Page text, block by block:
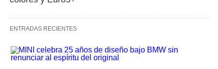
ENTRADAS RECIENTES